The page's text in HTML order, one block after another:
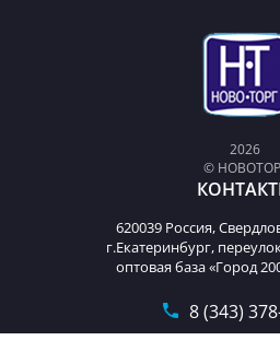
2026
©
620039 Россия,
г.Екатеринбург,
оптовая база «Город
8 (343)